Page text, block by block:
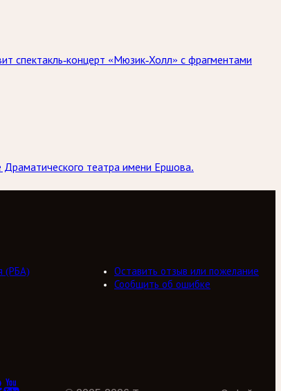
спектакль-концерт «Мюзик-Холл» с фрагментами
Драматического театра имени Ершова.
(РБА)
Оставить отзыв или пожелание
Сообщить об ошибке